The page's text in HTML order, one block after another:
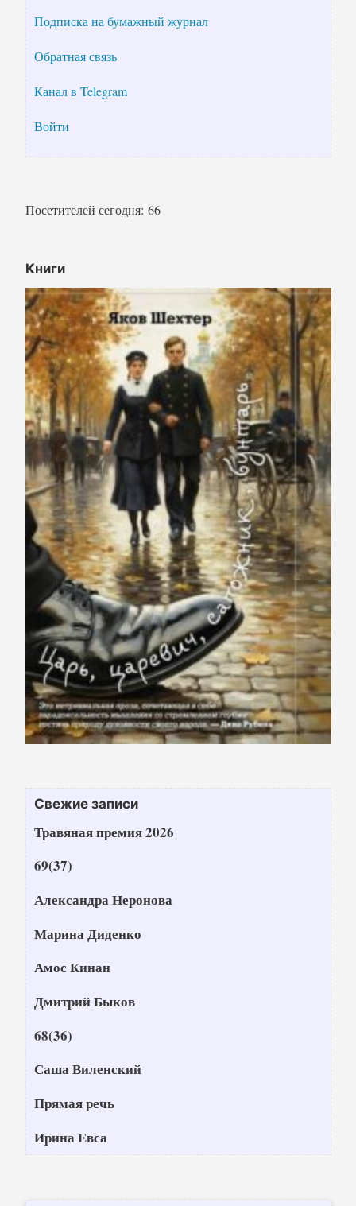
Подписка на бумажный журнал
Обратная связь
Канал в Telegram
Войти
Посетителей сегодня: 66
Книги
Свежие записи
Травяная премия 2026
69(37)
Александра Неронова
Марина Диденко
Амос Кинан
Дмитрий Быков
68(36)
Саша Виленский
Прямая речь
Ирина Евса